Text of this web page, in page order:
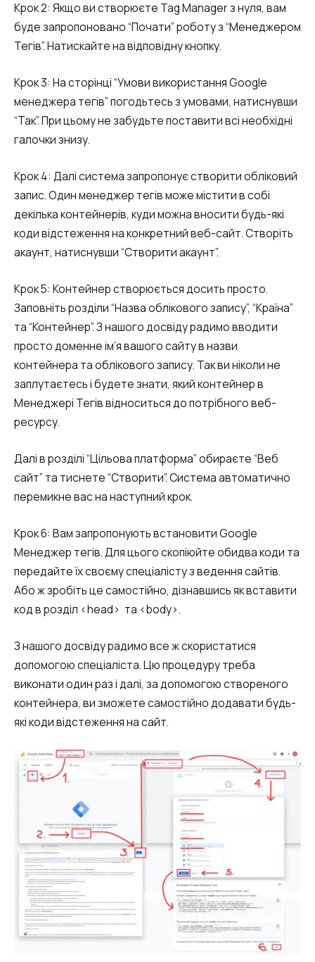
Крок 2: Якщо ви створюєте Tag Manager з нуля, вам
буде запропоновано “Почати” роботу з “Менеджером
Тегів”. Натискайте на відповідну кнопку.
Крок 3: На сторінці “Умови використання Google
менеджера тегів” погодьтесь з умовами, натиснувши
“Так”. При цьому не забудьте поставити всі необхідні
галочки знизу.
Крок 4: Далі система запропонує створити обліковий
запис. Один менеджер тегів може містити в собі
декілька контейнерів, куди можна вносити будь-які
коди відстеження на конкретний веб-сайт. Створіть
акаунт, натиснувши “Створити акаунт”.
Крок 5: Контейнер створюється досить просто.
Заповніть розділи “Назва облікового запису”, “Країна”
та “Контейнер”. З нашого досвіду радимо вводити
просто доменне ім’я вашого сайту в назви
контейнера та облікового запису. Так ви ніколи не
заплутаєтесь і будете знати, який контейнер в
Менеджері Тегів відноситься до потрібного веб-
ресурсу.
Далі в розділі “Цільова платформа” обираєте “Веб
сайт” та тиснете “Створити”. Система автоматично
перемикне вас на наступний крок.
Крок 6: Вам запропонують встановити Google
Менеджер тегів. Для цього скопіюйте обидва коди та
передайте їх своєму спеціалісту з ведення сайтів.
Або ж зробіть це самостійно, дізнавшись як вставити
код в розділ <head> та <body>.
З нашого досвіду радимо все ж скористатися
допомогою спеціаліста. Цю процедуру треба
виконати один раз і далі, за допомогою створеного
контейнера, ви зможете самостійно додавати будь-
які коди відстеження на сайт.